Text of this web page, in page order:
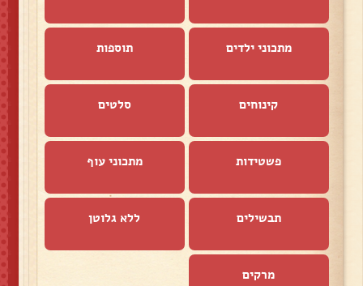
מתכוני ילדים תוספות
קינוחים סלטים
פשטידות מתכוני עוף
תבשילים ללא גלוטן
מרקים